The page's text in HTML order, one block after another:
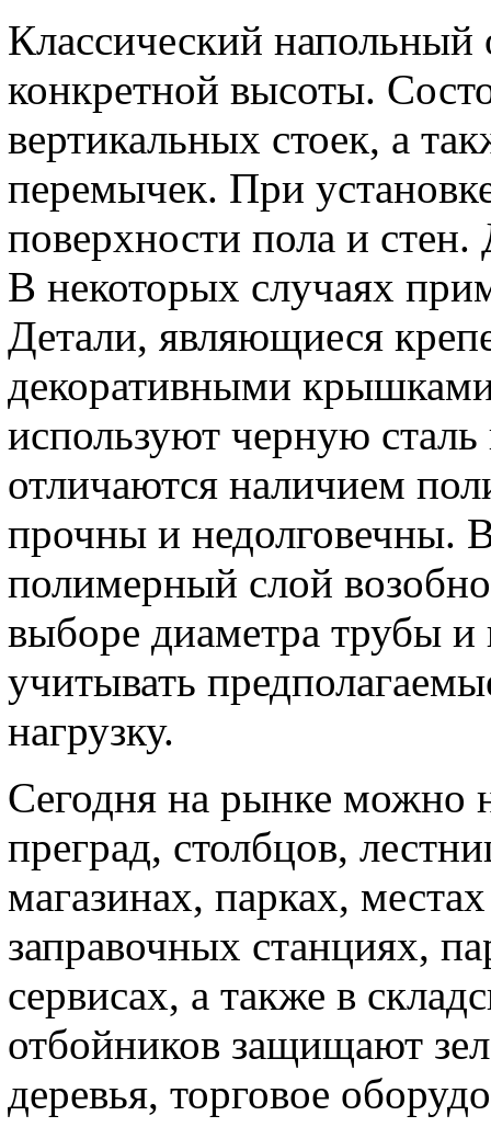
Классический напольный
конкретной высоты.
вертикальных стоек, а
перемычек. При
поверхности пола и стен.
В некоторых случаях
Детали, являющиеся
декоративными
используют черную
отличаются наличием
прочны и недолговечны.
полимерный слой
выборе диаметра трубы
учитывать
нагрузку.
Сегодня на рынке можно
преград, столбцов,
магазинах, парках,
заправочных станциях,
сервисах, а также в
отбойников защищают
деревья, торговое